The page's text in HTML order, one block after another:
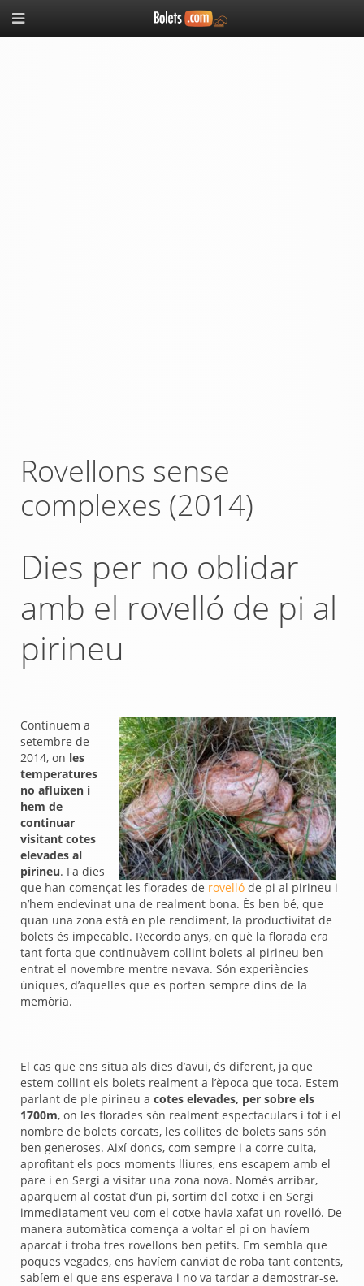
Rovellons sense
complexes (2014)
Dies per no oblidar
amb el rovelló de pi al
pirineu
Continuem a
setembre de
2014, on les
temperatures
no afluixen i
hem de
continuar
visitant cotes
elevades al
pirineu. Fa dies
que han començat les florades de rovelló de pi al pirineu i
n’hem endevinat una de realment bona. És ben bé, que
quan una zona està en ple rendiment, la productivitat de
bolets és impecable. Recordo anys, en què la florada era
tant forta que continuàvem collint bolets al pirineu ben
entrat el novembre mentre nevava. Són experiències
úniques, d’aquelles que es porten sempre dins de la
memòria.
El cas que ens situa als dies d’avui, és diferent, ja que
estem collint els bolets realment a l’època que toca. Estem
parlant de ple pirineu a cotes elevades, per sobre els
1700m, on les florades són realment espectaculars i tot i el
nombre de bolets corcats, les collites de bolets sans són
ben generoses. Així doncs, com sempre i a corre cuita,
aprofitant els pocs moments lliures, ens escapem amb el
pare i en Sergi a visitar una zona nova. Només arribar,
aparquem al costat d’un pi, sortim del cotxe i en Sergi
immediatament veu com el cotxe havia xafat un rovelló. De
manera automàtica comença a voltar el pi on havíem
aparcat i troba tres rovellons ben petits. Em sembla que
poques vegades, ens havíem canviat de roba tant contents,
sabíem el que ens esperava i no va tardar a demostrar-se.